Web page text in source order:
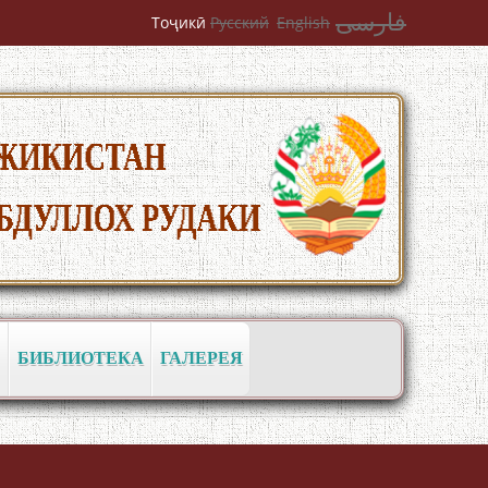
Тоҷикӣ Русский English فارسی
БИБЛИОТЕКА ГАЛЕРЕЯ
به عبارت دیگر: گفتگو با مومن قناعت
Mumin Qanoat
Қаноат\Meeting of young talents with
Mumyin Kanoat